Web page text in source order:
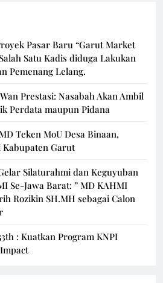
Pasar Baru “Garut Market
Satu Kadis diduga Lakukan
Pemenang Lelang.
Prestasi: Nasabah Akan Ambil
Perdata maupun Pidana
Teken MoU Desa Binaan,
Kabupaten Garut
Silaturahmi dan Keguyuban
Se-Jawa Barat: ” MD KAHMI
Rozikin SH.MH sebagai Calon
: Kuatkan Program KNPI